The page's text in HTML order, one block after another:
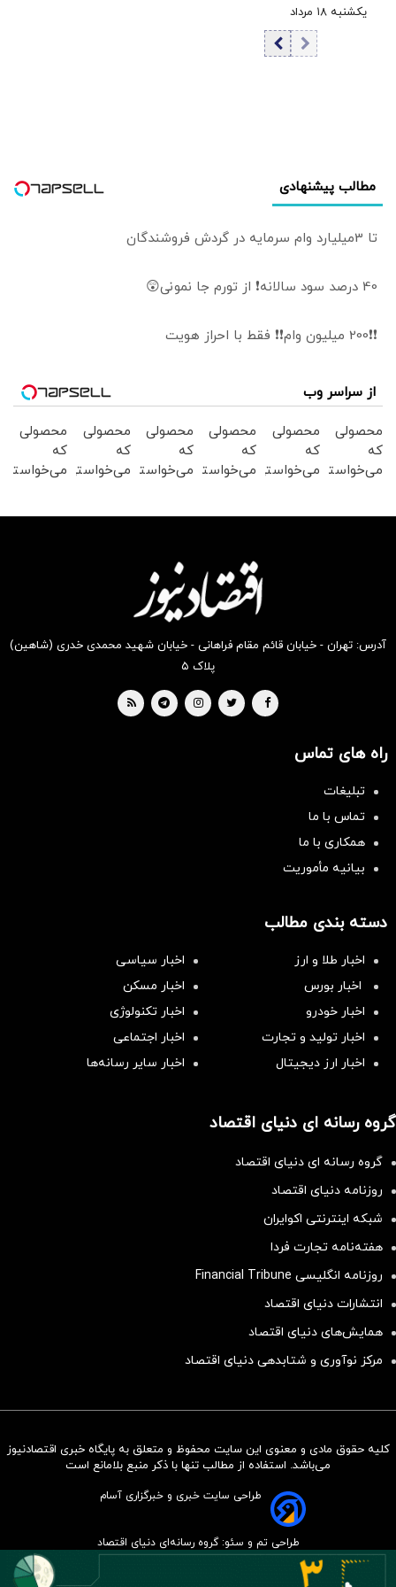
سرمایه‌گذاری همسنگ با شاخص
یکشنبه ۱۸ مرداد
1405 / کاهش
مطالب پیشنهادی
تا 3میلیارد وام سرمایه در گردش فروشندگان
40 درصد سود سالانه❗ از تورم جا نمونی😲
❗❗200 میلیون وام❗❗ فقط با احراز هویت
از سراسر وب
محصولی
که
می‌خواستی
محصولی
که
می‌خواستی
محصولی
که
می‌خواستی
بخر !
محصولی
که
می‌خواستی
بخر !
محصولی
که
می‌خواستی
محصولی
که
می‌خواستی
آدرس: تهران - خیابان قائم مقام فراهانی - خیابان شهید محمدی خدری (شاهین)
پلاک ۵
راه های تماس
تبلیغات
تماس با ما
همکاری با ما
بیانیه مأموریت
دسته بندی مطالب
اخبار طلا و ارز
اخبار سیاسی
اخبار بورس
اخبار مسکن
اخبار خودرو
اخبار تکنولوژی
اخبار تولید و تجارت
اخبار اجتماعی
اخبار ارز دیجیتال
اخبار سایر رسانه‌‌ها
گروه رسانه ای دنیای اقتصاد
گروه رسانه ای دنیای اقتصاد
روزنامه دنیای اقتصاد
شبکه اینترنتی اکوایران
هفته‌نامه تجارت فردا
روزنامه انگلیسی Financial Tribune
انتشارات دنیای اقتصاد
همایش‌های دنیای اقتصاد
مرکز نوآوری و شتابدهی دنیای اقتصاد
کلیه حقوق مادی و معنوی این سایت محفوظ و متعلق به پایگاه خبری اقتصادنیوز
می‌باشد. استفاده از مطالب تنها با ذکر منبع بلامانع است
طراحی سایت خبری و خبرگزاری آسام
طراحی تم و سئو: گروه رسانه‌ای دنیای اقتصاد